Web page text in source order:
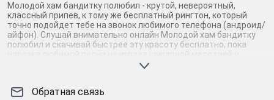
Молодой хам бандитку полюбил - крутой, невероятный,
классный припев, к тому же бесплатный рингтон, который
точно подойдет тебе на звонок любимого телефона (андроид/
айфон). Слушай внимательно онлайн Молодой хам бандитку
полюбил и скачивай быстрее эту красоту бесплатно, пока
нарезка любимой песни не играет шикарной мелодией у
каждого второго на звонке. Будь первым, кто скачает
полюбил. Кроме того, ты можешь найти и скачать другую
Обратная связь